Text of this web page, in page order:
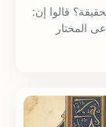
هل ادعى المختار الثقفي النبوة؟ فما القصة وأين الحقيقة؟ قالوا إن:
المختار